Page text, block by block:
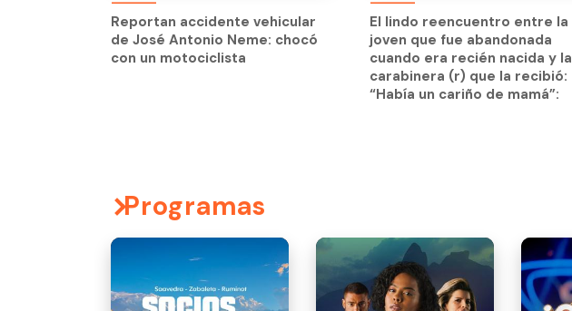
Reportan accidente vehicular
de José Antonio Neme: chocó
con un motociclista
joven que fue abandonada
cuando era recién nacida y la
carabinera (r) que la recibió:
“Había un cariño de mamá”:
El lindo reencuentro entre la
joven que fue abandonada
cuando era recién nacida y la
carabinera (r) que la recibió:
“Había un cariño de mamá”:
Programas